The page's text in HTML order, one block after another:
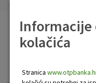
Globalna tržišta
Informacije
kolačića
Stranica